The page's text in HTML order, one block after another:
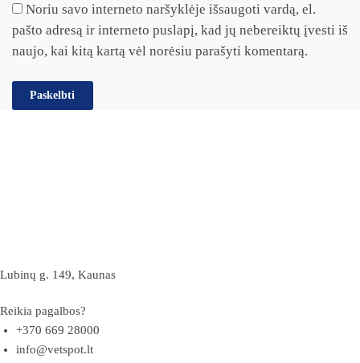
Noriu savo interneto naršyklėje išsaugoti vardą, el.
pašto adresą ir interneto puslapį, kad jų nebereiktų įvesti iš
naujo, kai kitą kartą vėl norėsiu parašyti komentarą.
Lubinų g. 149, Kaunas
Reikia pagalbos?
+370 669 28000
info@vetspot.lt